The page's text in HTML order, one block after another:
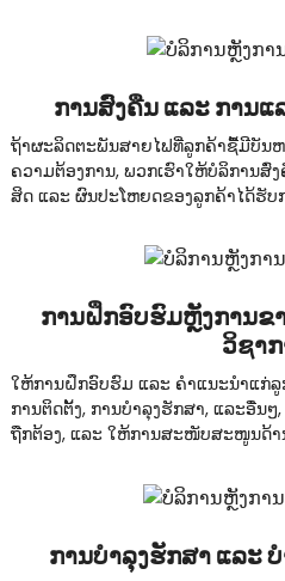
ການສົ່ງຄືນ ແລະ ການ
ຖ້າຜະລິດຕະພັນສາຍໄຟທີ່ລູກຄ້າຊື້ມີບັນ
ຄວາມຕ້ອງການ, ພວກເຮົາໃຫ້ບໍລິການສົ່
ສິດ ແລະ ຜົນປະໂຫຍດຂອງລູກຄ້າໄດ້ຮັບ
ການຝຶກອົບຮົມຫຼັງການຂ
ວິຊາ
ໃຫ້ການຝຶກອົບຮົມ ແລະ ຄຳແນະນຳແກ່
ການຕິດຕັ້ງ, ການບຳລຸງຮັກສາ, ແລະອື່ນ
ຖືກຕ້ອງ, ແລະ ໃຫ້ການສະໜັບສະໜູນດ້າ
ການບຳລຸງຮັກສາ ແລະ